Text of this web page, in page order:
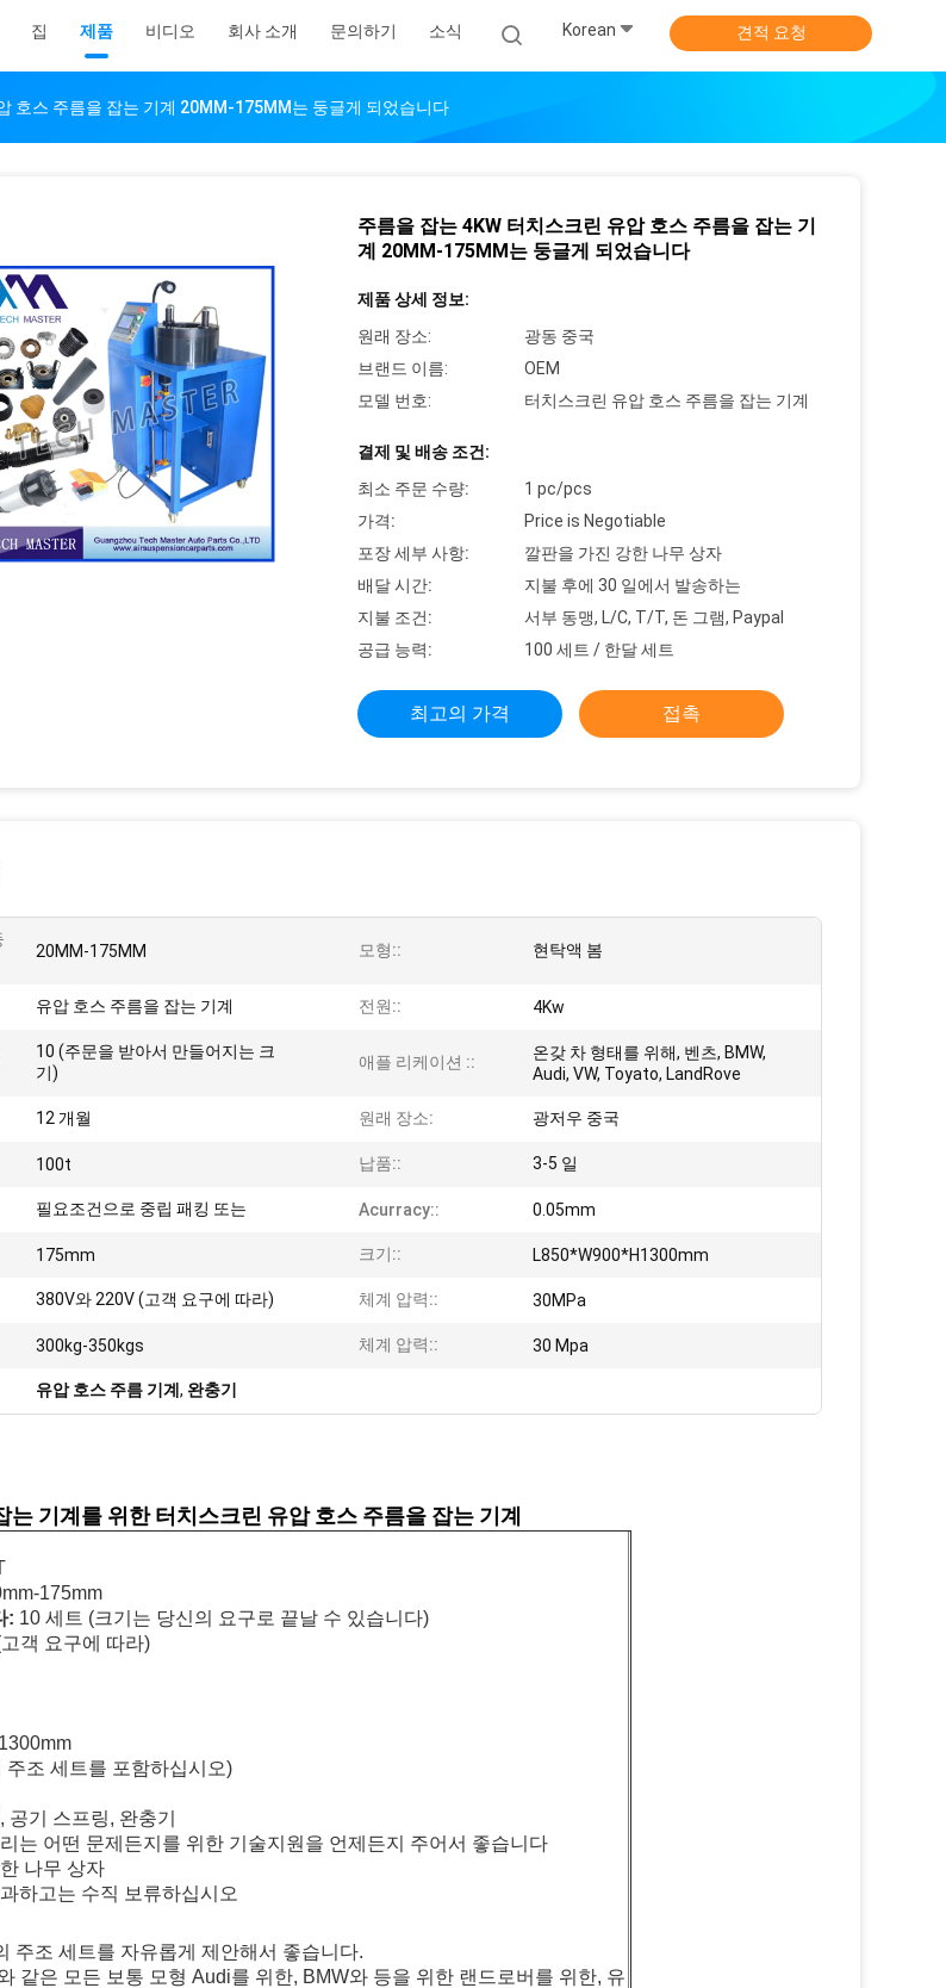
집 제품 비디오 회사 소개 문의하기 소식 Korean 견적 요청
호스 주름을 잡는 기계 20MM-175MM는 둥글게 되었습니다
주름을 잡는 4KW 터치스크린 유압 호스 주름을 잡는 기
계 20MM-175MM는 둥글게 되었습니다
제품 상세 정보:
원래 장소:
광동 중국
브랜드 이름:
OEM
모델 번호:
터치스크린 유압 호스 주름을 잡는 기계
결제 및 배송 조건:
최소 주문 수량:
1 pc/pcs
가격:
Price is Negotiable
포장 세부 사항:
깔판을 가진 강한 나무 상자
배달 시간:
지불 후에 30 일에서 발송하는
지불 조건:
서부 동맹, L/C, T/T, 돈 그램, Paypal
공급 능력:
100 세트 / 한달 세트
최고의 가격 접촉
20MM-175MM 모형:: 현탁액 봄
유압 호스 주름을 잡는 기계 전원:: 4Kw
10 (주문을 받아서 만들어지는 크
기)
애플 리케이션 ::
온갖 차 형태를 위해, 벤츠, BMW,
Audi, VW, Toyato, LandRove
12 개월 원래 장소: 광저우 중국
100t 납품:: 3-5 일
필요조건으로 중립 패킹 또는 Acurracy:: 0.05mm
175mm 크기:: L850*W900*H1300mm
380V와 220V (고객 요구에 따라) 체계 압력:: 30MPa
300kg-350kgs 체계 압력:: 30 Mpa
유압 호스 주름 기계 , 완충기
는 기계를 위한 터치스크린 유압 호스 주름을 잡는 기계
175mm
: 10 세트 (크기는 당신의 요구로 끝날 수 있습니다)
객 요구에 따라)
주조 세트를 포함하십시오)
공기 스프링, 완충기
는 어떤 문제든지를 위한 기술지원을 언제든지 주어서 좋습니다
나무 상자
하고는 수직 보류하십시오
주조 세트를 자유롭게 제안해서 좋습니다.
같은 모든 보통 모형 Audi를 위한, BMW와 등을 위한 랜드로버를 위한, 유